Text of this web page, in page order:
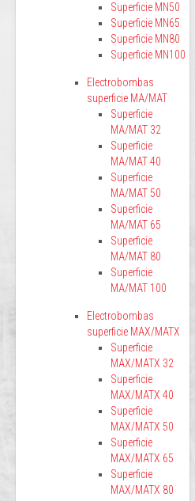
Superficie MN50
Superficie MN65
Superficie MN80
Superficie MN100
Electrobombas
superficie MA/MAT
Superficie
MA/MAT 32
Superficie
MA/MAT 40
Superficie
MA/MAT 50
Superficie
MA/MAT 65
Superficie
MA/MAT 80
Superficie
MA/MAT 100
Electrobombas
superficie MAX/MATX
Superficie
MAX/MATX 32
Superficie
MAX/MATX 40
Superficie
MAX/MATX 50
Superficie
MAX/MATX 65
Superficie
MAX/MATX 80